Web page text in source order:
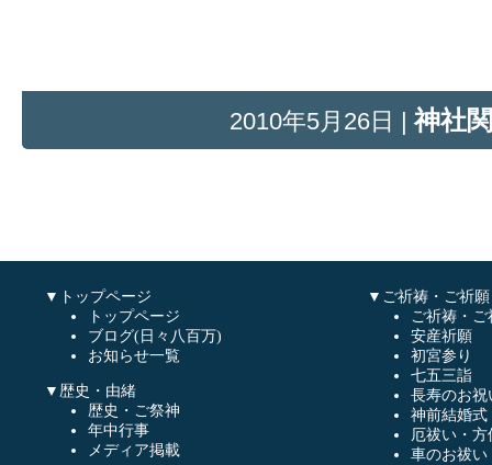
2010年5月26日 |神社
▼トップページ
トップページ
ブログ(日々八百万)
お知らせ一覧
▼歴史・由緒
歴史・ご祭神
年中行事
メディア掲載
▼ご祈祷・ご祈願
ご祈祷・ご
安産祈願
初宮参り
七五三詣
長寿のお祝
神前結婚式
厄祓い・方
車のお祓い